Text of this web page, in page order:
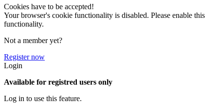
Cookies have to be accepted!
Your browser's cookie functionality is disabled. Please enable this
functionality.
Not a member yet?
Register now
Login
Available for registred users only
Log in to use this feature.